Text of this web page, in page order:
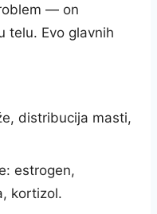
— on
telu. Evo glavnih
distribucija masti,
estrogen,
kortizol.